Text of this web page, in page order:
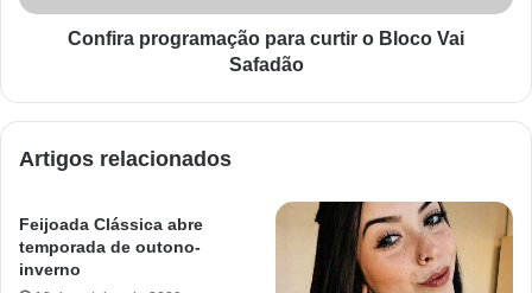
Confira programação para curtir o Bloco Vai
Safadão
Artigos relacionados
Feijoada Clássica abre
temporada de outono-
inverno